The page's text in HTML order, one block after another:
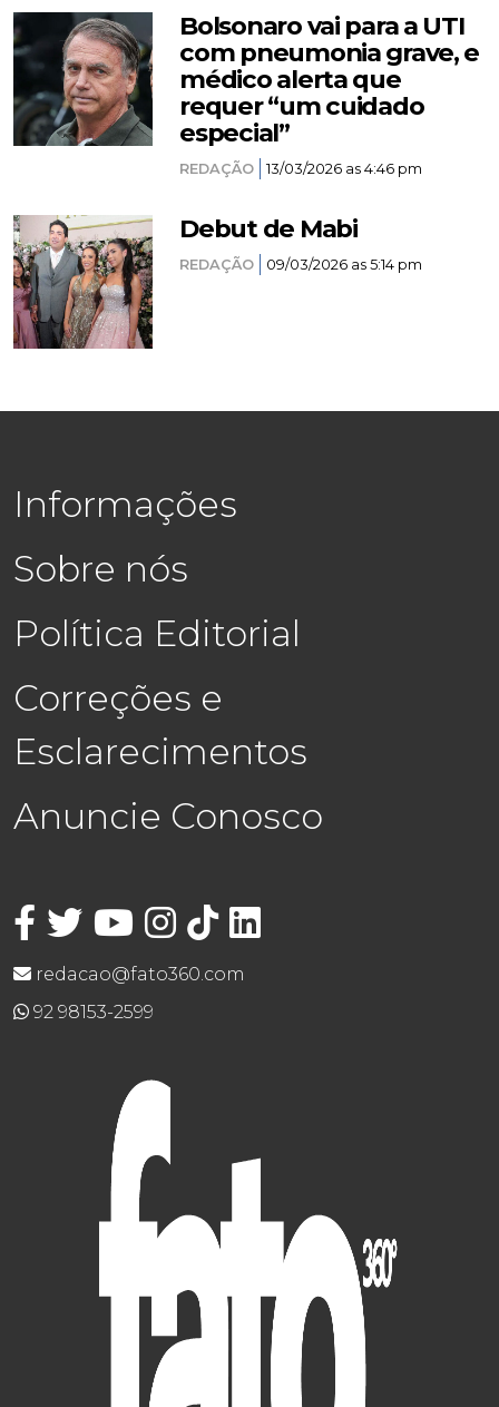
Bolsonaro vai para a UTI
com pneumonia grave, e
médico alerta que
requer “um cuidado
especial”
REDAÇÃO 13/03/2026 as 4:46 pm
Debut de Mabi
REDAÇÃO 09/03/2026 as 5:14 pm
Informações
Sobre nós
Política Editorial
Correções e
Esclarecimentos
Anuncie Conosco
redacao@fato360.com
92 98153-2599